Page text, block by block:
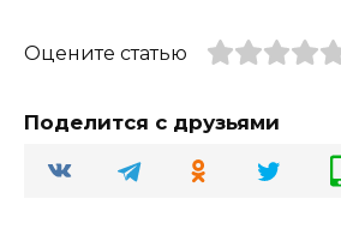
Оцените статью
Поделится с друзьями